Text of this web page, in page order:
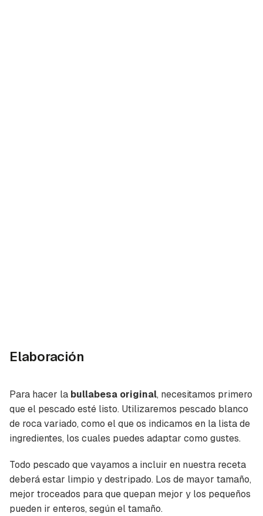
Elaboración
Para hacer la bullabesa original, necesitamos primero
que el pescado esté listo. Utilizaremos pescado blanco
de roca variado, como el que os indicamos en la lista de
ingredientes, los cuales puedes adaptar como gustes.
Todo pescado que vayamos a incluir en nuestra receta
deberá estar limpio y destripado. Los de mayor tamaño,
mejor troceados para que quepan mejor y los pequeños
pueden ir enteros, según el tamaño.